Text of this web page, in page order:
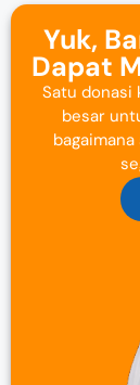
Yuk,
Dapat
Satu donasi
besar